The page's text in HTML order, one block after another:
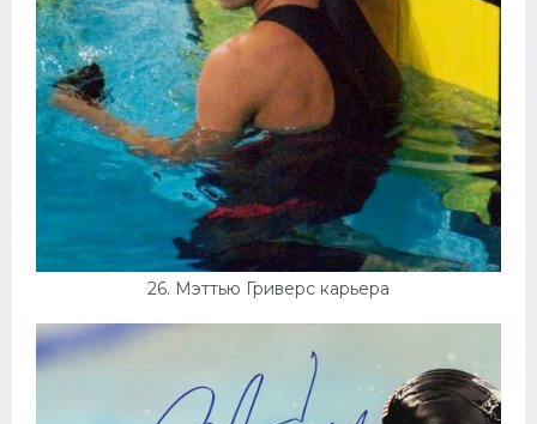
26. Мэттью Гриверс карьера